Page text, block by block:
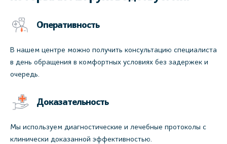
Оперативность
В нашем центре можно получить консультацию специалиста
в день обращения в комфортных условиях без задержек и
очередь.
Доказательность
Мы используем диагностические и лечебные протоколы с
клинически доказанной эффективностью.